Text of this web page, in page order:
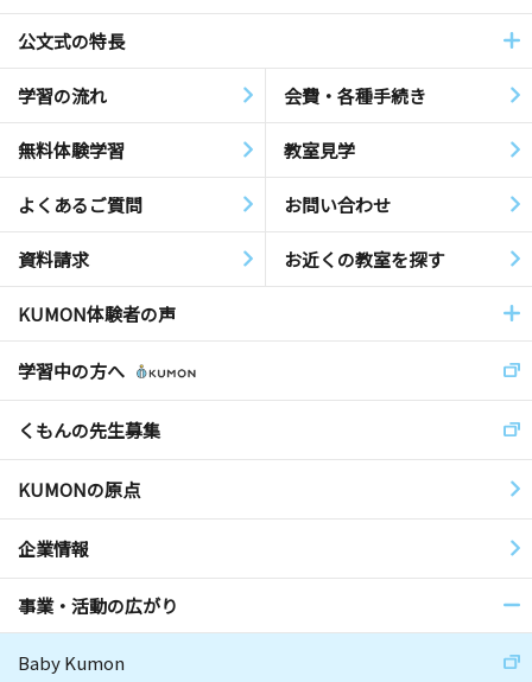
公文式の特長
学習の流れ 会費・各種手続き
無料体験学習 教室見学
よくあるご質問 お問い合わせ
資料請求 お近くの教室を探す
KUMON体験者の声
学習中の方へ
くもんの先生募集
KUMONの原点
企業情報
事業・活動の広がり
Baby Kumon